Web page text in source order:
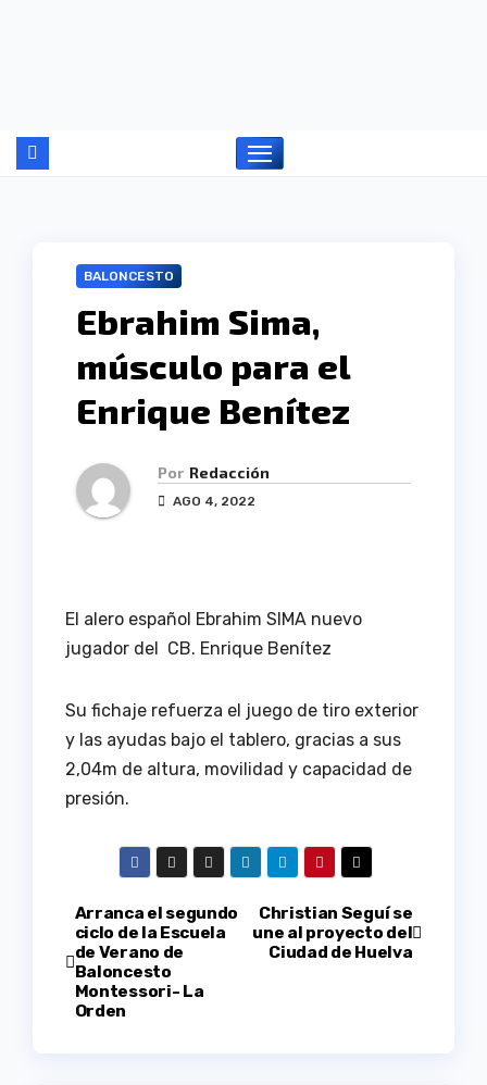
BALONCESTO
Ebrahim Sima,
músculo para el
Enrique Benítez
Por Redacción
AGO 4, 2022
El alero español Ebrahim SIMA nuevo
jugador del CB. Enrique Benítez
Su fichaje refuerza el juego de tiro exterior
y las ayudas bajo el tablero, gracias a sus
2,04m de altura, movilidad y capacidad de
presión.
Navegación
de
entradas
Christian Seguí se
une al proyecto del
Ciudad de Huelva
Arranca el segundo
ciclo de la Escuela
de Verano de
Baloncesto
Montessori- La
Orden